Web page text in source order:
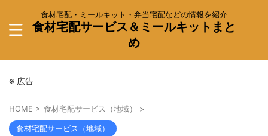
食材宅配・ミールキット・弁当宅配などの情報を紹介
食材宅配サービス＆ミールキットまと
め
※ 広告
HOME > 食材宅配サービス（地域） >
食材宅配サービス（地域）